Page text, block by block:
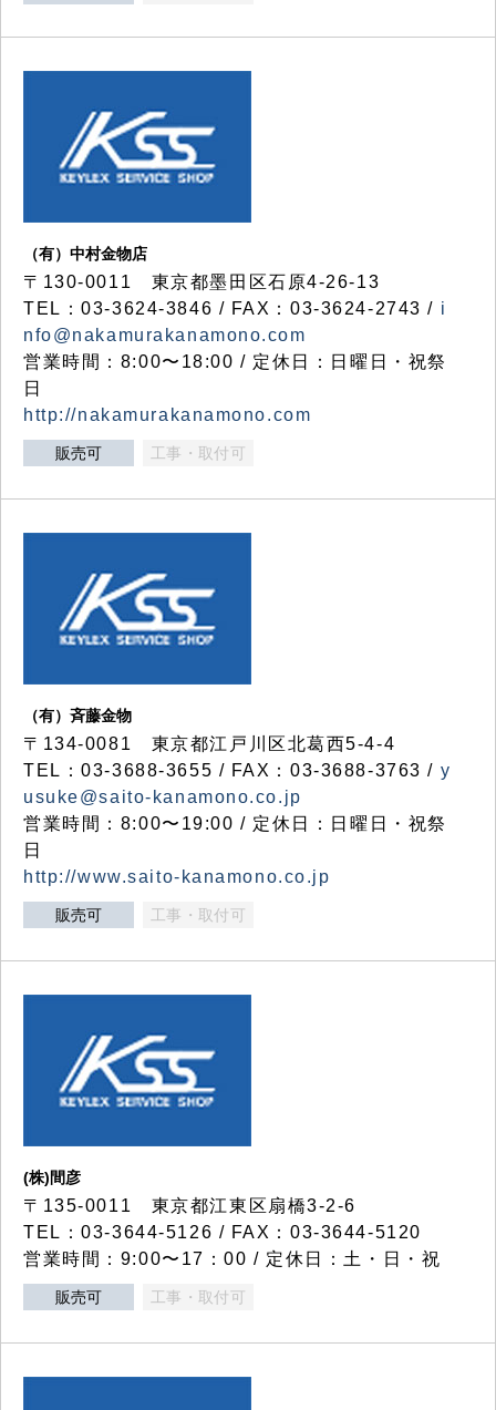
（有）中村金物店
〒130-0011 東京都墨田区石原4-26-13
TEL：03-3624-3846 / FAX：03-3624-2743 / i
nfo@nakamurakanamono.com
営業時間：8:00〜18:00 / 定休日：日曜日・祝祭
日
http://nakamurakanamono.com
販売可 工事・取付可
（有）斉藤金物
〒134-0081 東京都江戸川区北葛西5-4-4
TEL：03-3688-3655 / FAX：03-3688-3763 / y
usuke@saito-kanamono.co.jp
営業時間：8:00〜19:00 / 定休日：日曜日・祝祭
日
http://www.saito-kanamono.co.jp
販売可 工事・取付可
(株)間彦
〒135-0011 東京都江東区扇橋3-2-6
TEL：03-3644-5126 / FAX：03-3644-5120
営業時間：9:00〜17：00 / 定休日：土・日・祝
販売可 工事・取付可